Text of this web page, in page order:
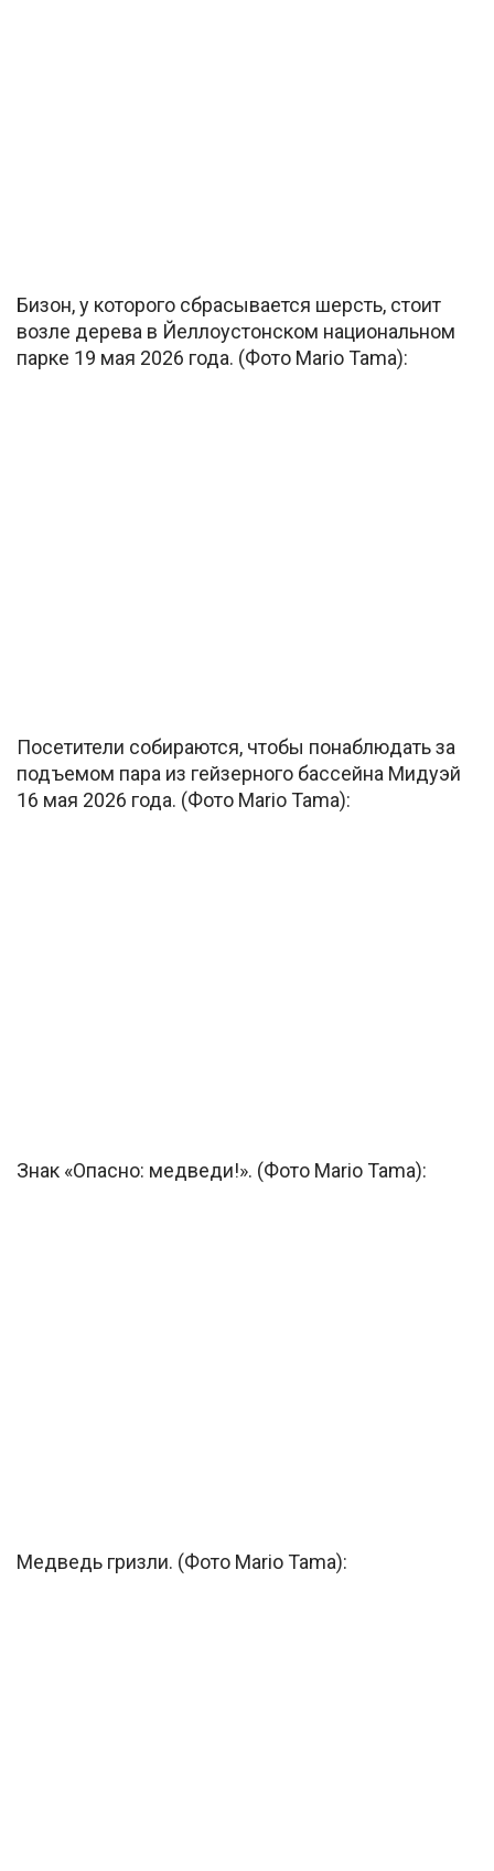
Бизон, у которого сбрасывается шерсть, стоит
возле дерева в Йеллоустонском национальном
парке 19 мая 2026 года. (Фото Mario Tama):
Посетители собираются, чтобы понаблюдать за
подъемом пара из гейзерного бассейна Мидуэй
16 мая 2026 года. (Фото Mario Tama):
Знак «Опасно: медведи!». (Фото Mario Tama):
Медведь гризли. (Фото Mario Tama):